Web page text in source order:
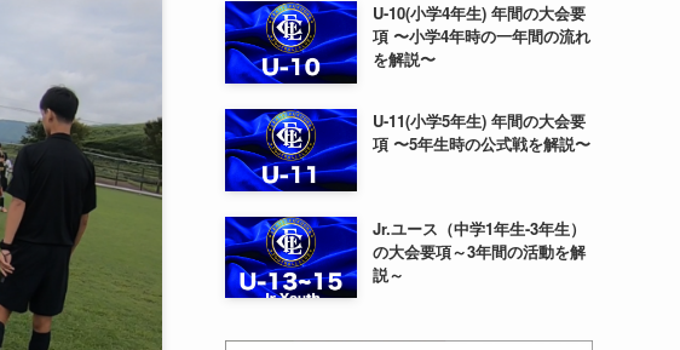
U-10(小学4年生) 年間の大会要
項 〜小学4年時の一年間の流れ
を解説〜
U-11(小学5年生) 年間の大会要
項 〜5年生時の公式戦を解説〜
Jr.ユース（中学1年生-3年生）
の大会要項～3年間の活動を解
説～